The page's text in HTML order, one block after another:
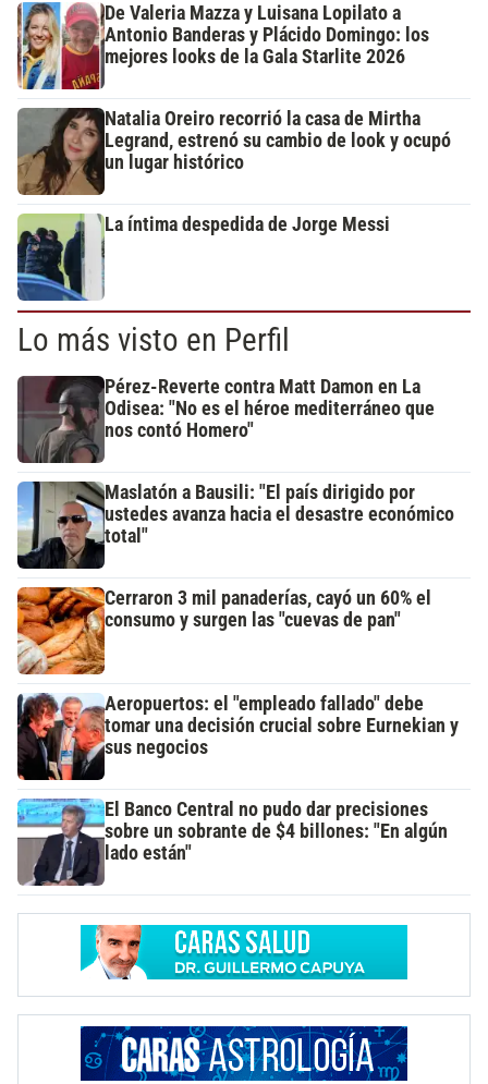
De Valeria Mazza y Luisana Lopilato a
Antonio Banderas y Plácido Domingo: los
mejores looks de la Gala Starlite 2026
Natalia Oreiro recorrió la casa de Mirtha
Legrand, estrenó su cambio de look y ocupó
un lugar histórico
La íntima despedida de Jorge Messi
Lo más visto en Perfil
Pérez-Reverte contra Matt Damon en La
Odisea: "No es el héroe mediterráneo que
nos contó Homero"
Maslatón a Bausili: "El país dirigido por
ustedes avanza hacia el desastre económico
total"
Cerraron 3 mil panaderías, cayó un 60% el
consumo y surgen las "cuevas de pan"
Aeropuertos: el "empleado fallado" debe
tomar una decisión crucial sobre Eurnekian y
sus negocios
El Banco Central no pudo dar precisiones
sobre un sobrante de $4 billones: "En algún
lado están"